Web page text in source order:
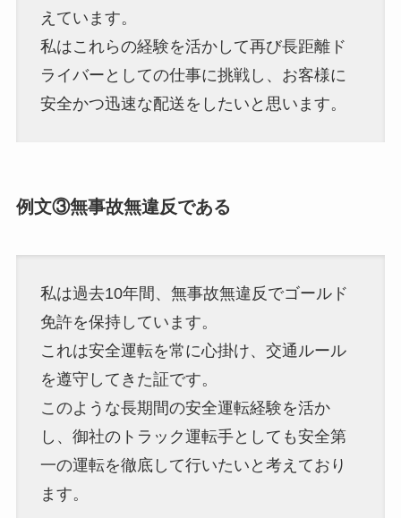
えています。
私はこれらの経験を活かして再び長距離ド
ライバーとしての仕事に挑戦し、お客様に
安全かつ迅速な配送をしたいと思います。
例文③無事故無違反である
私は過去10年間、無事故無違反でゴールド
免許を保持しています。
これは安全運転を常に心掛け、交通ルール
を遵守してきた証です。
このような長期間の安全運転経験を活か
し、御社のトラック運転手としても安全第
一の運転を徹底して行いたいと考えており
ます。